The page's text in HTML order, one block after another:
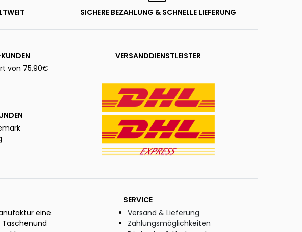
SICHERE BEZAHLUNG & SCHNELLE LIEFERUNG
von 75,90€
VERSANDDIENSTLEISTER
eine
SERVICE
Versand & Lieferung
Zahlungsmöglichkeiten